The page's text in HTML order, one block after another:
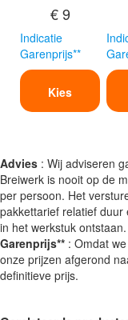
€ 9
Indicatie
Garenprijs**
Kies
Advies : Wij adviseren
Breiwerk is nooit op de
per persoon. Het
pakkettarief relatief duur
in het werkstuk ontstaan.
Garenprijs** : Omdat
onze prijzen afgerond
definitieve prijs.